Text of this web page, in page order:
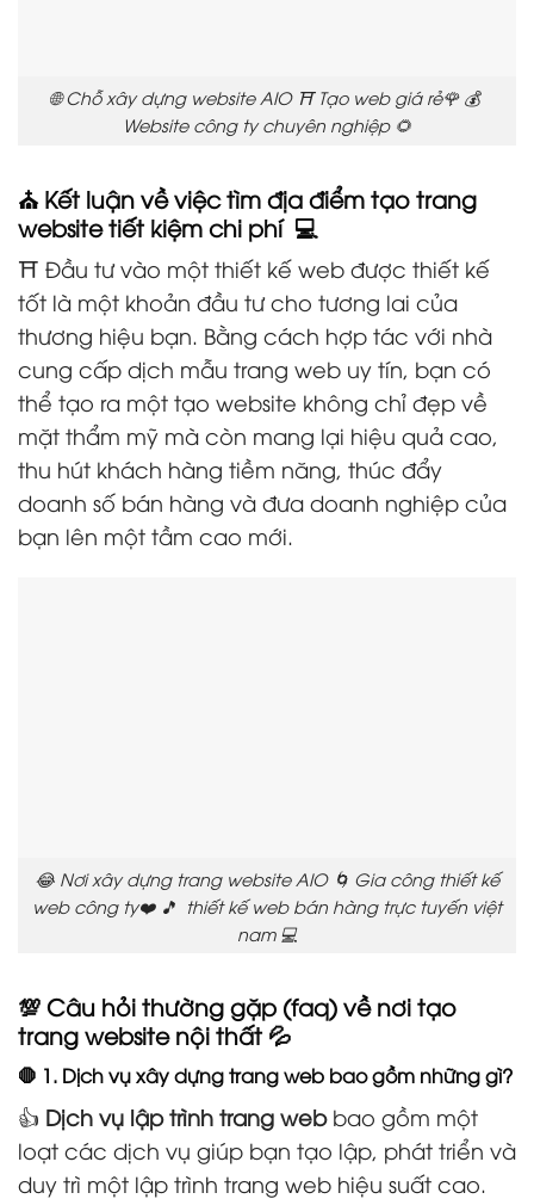
🌐 Chỗ xây dựng website AIO ⛩️ Tạo web giá rẻ🌹 💰
Website công ty chuyên nghiệp 🌻
⛪ Kết luận về việc tìm địa điểm tạo trang
website tiết kiệm chi phí 💻
⛩️ Đầu tư vào một thiết kế web được thiết kế
tốt là một khoản đầu tư cho tương lai của
thương hiệu bạn. Bằng cách hợp tác với nhà
cung cấp dịch mẫu trang web uy tín, bạn có
thể tạo ra một tạo website không chỉ đẹp về
mặt thẩm mỹ mà còn mang lại hiệu quả cao,
thu hút khách hàng tiềm năng, thúc đẩy
doanh số bán hàng và đưa doanh nghiệp của
bạn lên một tầm cao mới.
😂 Nơi xây dựng trang website AIO 🌀 Gia công thiết kế
web công ty❤️ 🎵 thiết kế web bán hàng trực tuyến việt
nam 💻
💯 Câu hỏi thường gặp (faq) về nơi tạo
trang website nội thất 💦
🛑 1. Dịch vụ xây dựng trang web bao gồm những gì?
👍 Dịch vụ lập trình trang webbao gồm một
loạt các dịch vụ giúp bạn tạo lập, phát triển và
duy trì một lập trình trang web hiệu suất cao.